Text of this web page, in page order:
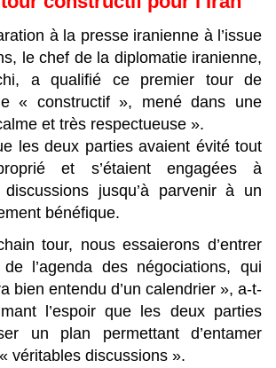
à la presse iranienne à l’issue
le chef de la diplomatie iranienne,
a qualifié ce premier tour de
« constructif », mené dans une
et très respectueuse ».
les deux parties avaient évité tout
et s’étaient engagées à
jusqu’à parvenir à un
bénéfique.
tour, nous essaierons d’entrer
l’agenda des négociations, qui
bien entendu d’un calendrier », a-t-
l’espoir que les deux parties
un plan permettant d’entamer
véritables discussions ».